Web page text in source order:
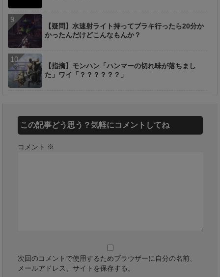
【疑問】水速射ライト持ってブラキ行ったら20分か
かったんだけどこんなもんか？
【指摘】モンハン「ハンマーの切れ味が落ちまし
た」ワイ「？？？？？？」
この記事どう思う？気軽にコメントしてね
コメント ※
次回のコメントで使用するためブラウザーに自分の名前、
メールアドレス、サイトを保存する。